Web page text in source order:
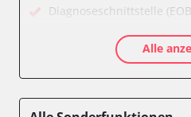
Diagnoseschnittstelle
Diesel Additiv-System
Drehzahlanzeige
Alle